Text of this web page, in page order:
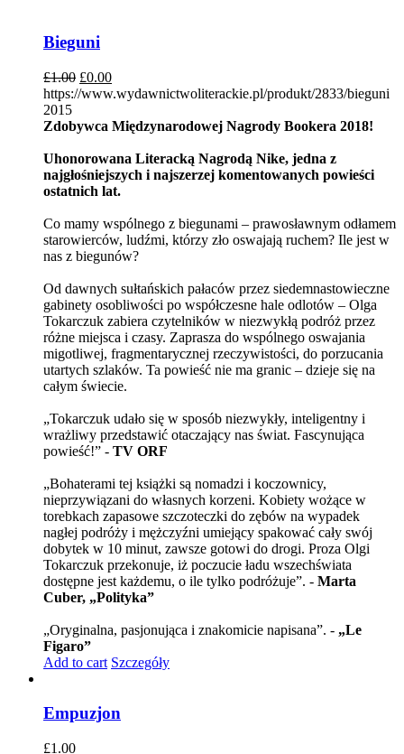
Bieguni
£1.00 £0.00
https://www.wydawnictwoliterackie.pl/produkt/2833/bieguni
2015
Zdobywca Międzynarodowej Nagrody Bookera 2018!
Uhonorowana Literacką Nagrodą Nike, jedna z
najgłośniejszych i najszerzej komentowanych powieści
ostatnich lat.
Co mamy wspólnego z biegunami – prawosławnym odłamem
starowierców, ludźmi, którzy zło oswajają ruchem? Ile jest w
nas z biegunów?
Od dawnych sułtańskich pałaców przez siedemnastowieczne
gabinety osobliwości po współczesne hale odlotów – Olga
Tokarczuk zabiera czytelników w niezwykłą podróż przez
różne miejsca i czasy. Zaprasza do wspólnego oswajania
migotliwej, fragmentarycznej rzeczywistości, do porzucania
utartych szlaków. Ta powieść nie ma granic – dzieje się na
całym świecie.
„Tokarczuk udało się w sposób niezwykły, inteligentny i
wrażliwy przedstawić otaczający nas świat. Fascynująca
powieść!” - TV ORF
„Bohaterami tej książki są nomadzi i koczownicy,
nieprzywiązani do własnych korzeni. Kobiety wożące w
torebkach zapasowe szczoteczki do zębów na wypadek
nagłej podróży i mężczyźni umiejący spakować cały swój
dobytek w 10 minut, zawsze gotowi do drogi. Proza Olgi
Tokarczuk przekonuje, iż poczucie ładu wszechświata
dostępne jest każdemu, o ile tylko podróżuje”. - Marta
Cuber, „Polityka”
„Oryginalna, pasjonująca i znakomicie napisana”. - „Le
Figaro”
Add to cart Szczegóły
Empuzjon
£1.00